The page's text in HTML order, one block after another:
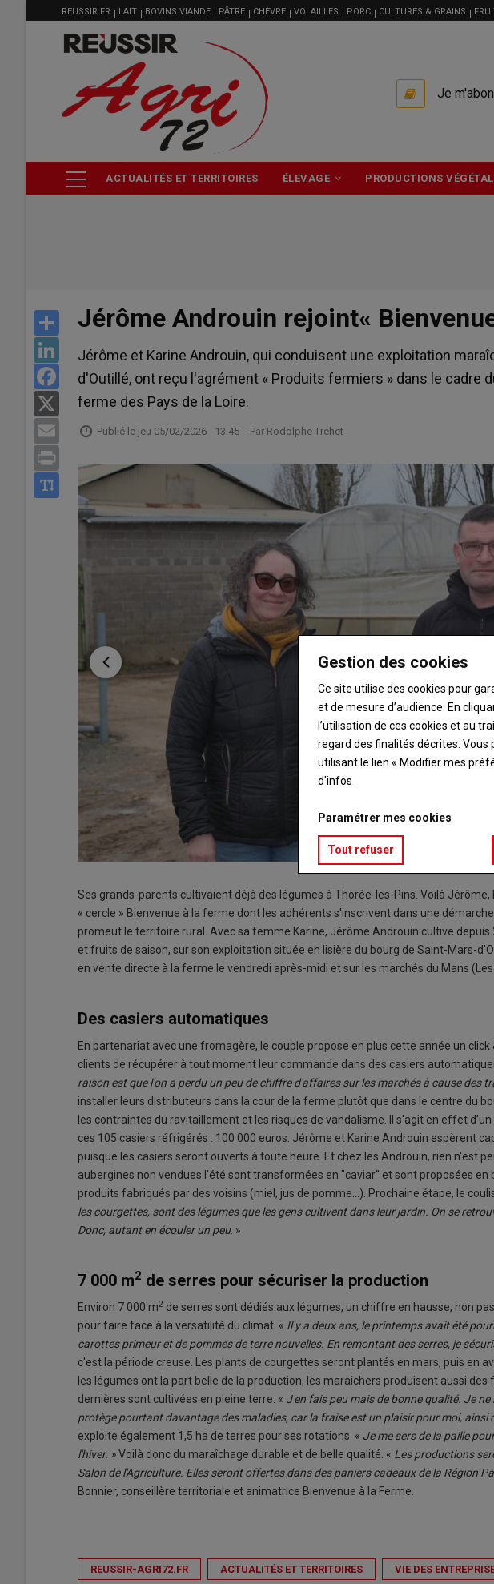
MENU
FILIÈRE
REUSSIR.FR LAIT BOVINS VIANDE PÂTRE CHÈVRE VOLAILLES PORC CULTURES & GRAINS
USER
ACCOUNT
MENU
Je
PRINCIPALEACTUALITÉS ET TERRITOIRES ÉLEVAGE PRODUCTIONS
Share
LinkedIn
Facebook
Email
Jérôme Androuin rejoint«
Jérôme et Karine Androuin, qui conduisent une exploitation
d'Outillé, ont reçu l'agrément « Produits fermiers » dans le cadre
ferme des Pays de la Loire.
Publié le jeu 05/02/2026 - 13:45 - Par Rodolphe Trehet
Ses grands-parents cultivaient déjà des légumes à Thorée-les-Pins. Voilà Jérôme,
« cercle » Bienvenue à la ferme dont les adhérents s'inscrivent dans une
promeut le territoire rural. Avec sa femme Karine, Jérôme Androuin cultive
et fruits de saison, sur son exploitation située en lisière du bourg de Saint-Mars-
en vente directe à la ferme le vendredi après-midi et sur les marchés du Mans
Des casiers automatiques
En partenariat avec une fromagère, le couple propose en plus cette année un click
clients de récupérer à tout moment leur commande dans des casiers
raison est que l'on a perdu un peu de chiffre d'affaires sur les marchés à cause des
installer leurs distributeurs dans la cour de la ferme plutôt que dans le centre du
les contraintes du ravitaillement et les risques de vandalisme. Il s'agit en effet
ces 105 casiers réfrigérés : 100 000 euros. Jérôme et Karine Androuin espèrent
puisque les casiers seront ouverts à toute heure. Et chez les Androuin, rien n'est
aubergines non vendues l'été sont transformées en "caviar" et sont proposées
produits fabriqués par des voisins (miel, jus de pomme...). Prochaine étape, le
les courgettes, sont des légumes que les gens cultivent dans leur jardin. On se
Donc, autant en écouler un peu. »
7 000 m2 de serres pour sécuriser la production
Environ 7 000 m2 de serres sont dédiés aux légumes, un chiffre en hausse, non
pour faire face à la versatilité du climat. « Il y a deux ans, le printemps avait été
carottes primeur et de pommes de terre nouvelles. En remontant des serres, je
c'est la période creuse. Les plants de courgettes seront plantés en mars, puis en
les légumes ont la part belle de la production, les maraîchers produisent aussi
dernières sont cultivées en pleine terre. « J'en fais peu mais de bonne qualité. Je
protège pourtant davantage des maladies, car la fraise est un plaisir pour moi, ainsi
exploite également 1,5 ha de terres pour ses rotations. « Je me sers de la paille
l'hiver. »Voilà donc du maraîchage durable et de belle qualité. « Les productions
Salon de l'Agriculture. Elles seront offertes dans des paniers cadeaux de la Région
Bonnier, conseillère territoriale et animatrice Bienvenue à la Ferme.
REUSSIR-AGRI72.FR ACTUALITÉS ET TERRITOIRES VIE DES
Gestion des cookies
Ce site utilise des cookies pour
et de mesure d’audience. En
l’utilisation de ces cookies et au
regard des finalités décrites.
utilisant le lien « Modifier mes
d'infos
Paramétrer mes cookies
Tout refuser